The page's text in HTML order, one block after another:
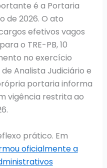
é a Portaria
de 2026. O ato
efetivos vagos
o TRE-PB, 10
no exercício
Analista Judiciário e
portaria informa
vigência restrita ao
prático. Em
oficialmente a